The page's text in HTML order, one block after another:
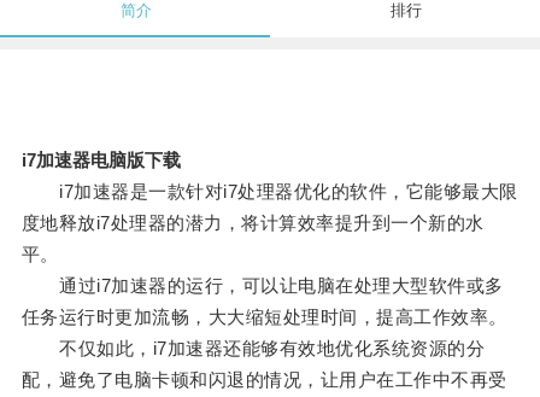
简介 排行
i7加速器电脑版下载
i7加速器是一款针对i7处理器优化的软件，它能够最大限
度地释放i7处理器的潜力，将计算效率提升到一个新的水
平。
通过i7加速器的运行，可以让电脑在处理大型软件或多
任务运行时更加流畅，大大缩短处理时间，提高工作效率。
不仅如此，i7加速器还能够有效地优化系统资源的分
配，避免了电脑卡顿和闪退的情况，让用户在工作中不再受